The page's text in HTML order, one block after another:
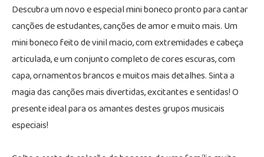
Descubra um novo e especial mini boneco pronto para cantar
canções de estudantes, canções de amor e muito mais. Um
mini boneco feito de vinil macio, com extremidades e cabeça
articulada, e um conjunto completo de cores escuras, com
capa, ornamentos brancos e muitos mais detalhes. Sinta a
magia das canções mais divertidas, excitantes e sentidas! O
presente ideal para os amantes destes grupos musicais
especiais!